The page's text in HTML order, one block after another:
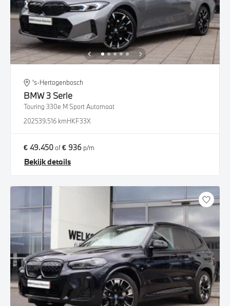
's-Hertogenbosch
BMW3 Serie
Touring 330e M Sport Automaat
202539.516 kmHKF33X
€ 49.450of€ 936 p/m
Bekijk details